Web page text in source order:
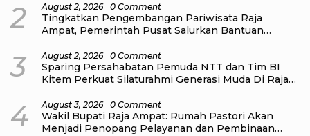
2 August 2, 2026 0 Comment
Tingkatkan Pengembangan Pariwisata Raja
Ampat, Pemerintah Pusat Salurkan Bantuan
Distrik Tiplol Mayalibit
3 August 2, 2026 0 Comment
Sparing Persahabatan Pemuda NTT dan Tim BI
Kitem Perkuat Silaturahmi Generasi Muda Di Raja
4 August 3, 2026 0 Comment
Wakil Bupati Raja Ampat: Rumah Pastori Akan
Menjadi Penopang Pelayanan dan Pembinaan